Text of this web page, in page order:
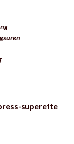
superette